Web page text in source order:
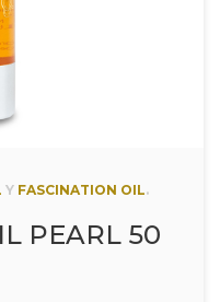
Y FASCINATION OIL.
PEARL 50